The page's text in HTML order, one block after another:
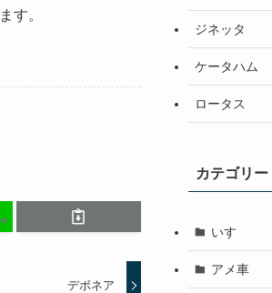
す。
デボネア
ジネッタ
ケータハム
ロータス
カテゴリー
いすゞ
アメ車